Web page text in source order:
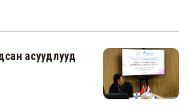
асуудлууд